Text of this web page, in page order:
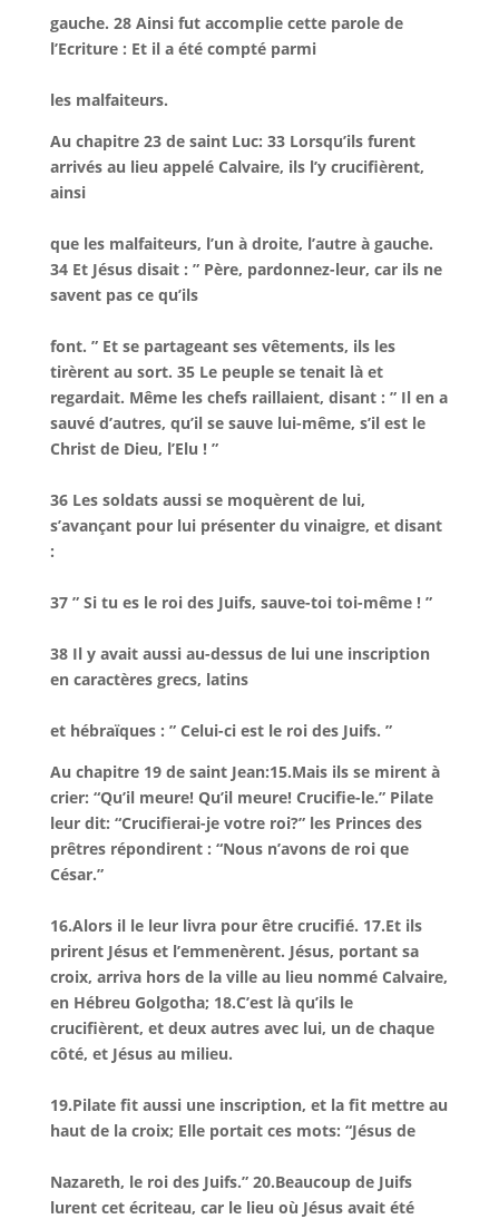
gauche. 28 Ainsi fut accomplie cette parole de
l’Ecriture : Et il a été compté parmi
les malfaiteurs.
Au chapitre 23 de saint Luc: 33 Lorsqu’ils furent
arrivés au lieu appelé Calvaire, ils l’y crucifièrent,
ainsi
que les malfaiteurs, l’un à droite, l’autre à gauche.
34 Et Jésus disait : ” Père, pardonnez-leur, car ils ne
savent pas ce qu’ils
font. ” Et se partageant ses vêtements, ils les
tirèrent au sort. 35 Le peuple se tenait là et
regardait. Même les chefs raillaient, disant : ” Il en a
sauvé d’autres, qu’il se sauve lui-même, s’il est le
Christ de Dieu, l’Elu ! ”
36 Les soldats aussi se moquèrent de lui,
s’avançant pour lui présenter du vinaigre, et disant
:
37 ” Si tu es le roi des Juifs, sauve-toi toi-même ! ”
38 Il y avait aussi au-dessus de lui une inscription
en caractères grecs, latins
et hébraïques : ” Celui-ci est le roi des Juifs. ”
Au chapitre 19 de saint Jean:15.Mais ils se mirent à
crier: “Qu’il meure! Qu’il meure! Crucifie-le.” Pilate
leur dit: “Crucifierai-je votre roi?” les Princes des
prêtres répondirent : “Nous n’avons de roi que
César.”
16.Alors il le leur livra pour être crucifié. 17.Et ils
prirent Jésus et l’emmenèrent. Jésus, portant sa
croix, arriva hors de la ville au lieu nommé Calvaire,
en Hébreu Golgotha; 18.C’est là qu’ils le
crucifièrent, et deux autres avec lui, un de chaque
côté, et Jésus au milieu.
19.Pilate fit aussi une inscription, et la fit mettre au
haut de la croix; Elle portait ces mots: “Jésus de
Nazareth, le roi des Juifs.” 20.Beaucoup de Juifs
lurent cet écriteau, car le lieu où Jésus avait été